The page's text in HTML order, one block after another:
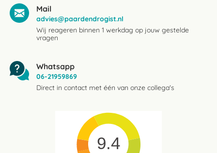
Mail
advies@paardendrogist.nl
Wij reageren binnen 1 werkdag op jouw gestelde
vragen
Whatsapp
06-21959869
Direct in contact met één van onze collega's
9.4